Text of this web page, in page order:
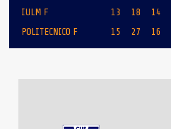
IULM F 13 18 14
POLITECNICO F
15 27 16